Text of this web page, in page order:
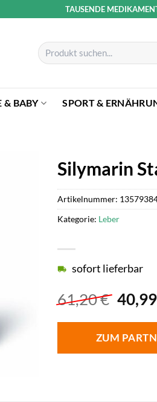
TAUSENDE
Suchen
nach:
& BABY SPORT &
Silymarin
61,20€
Preis
war:
40,99
sofort lieferbar
ZUM
Artikelnummer:
Kategorie: Leber